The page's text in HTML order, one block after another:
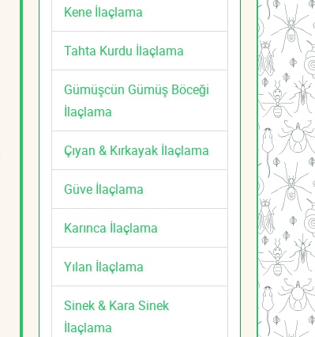
Kene İlaçlama
Tahta Kurdu İlaçlama
Gümüşcün Gümüş Böceği
İlaçlama
Çıyan & Kırkayak İlaçlama
Güve İlaçlama
Karınca İlaçlama
Yılan İlaçlama
Sinek & Kara Sinek
İlaçlama